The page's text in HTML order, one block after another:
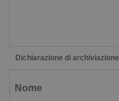
Dichiarazione di archiviazione
Nome